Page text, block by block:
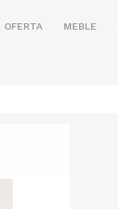
OFERTA MEBLE